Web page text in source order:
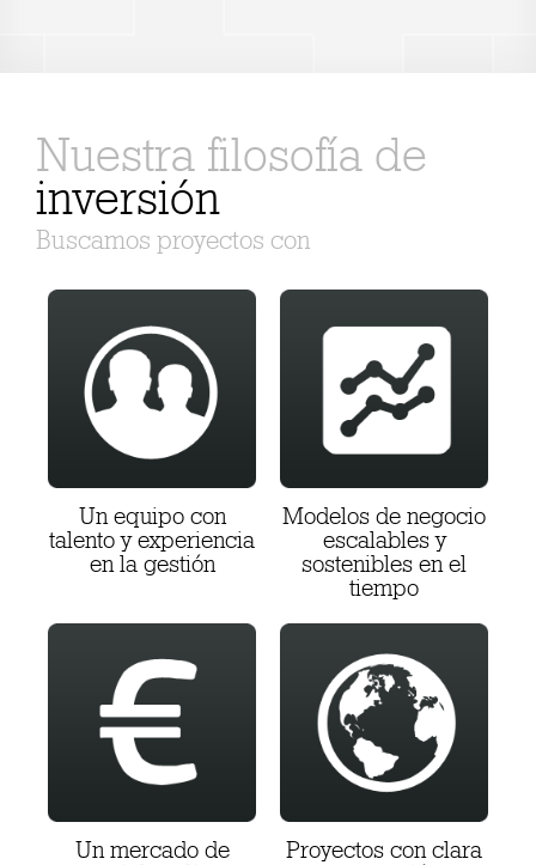
Nuestra filosofía de
inversión
Buscamos proyectos con
Un equipo con
talento y experiencia
en la gestión
Modelos de negocio
escalables y
sostenibles en el
tiempo
Un mercado de
Proyectos con clara